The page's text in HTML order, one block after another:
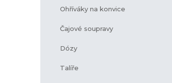
Ohříváky na konvice
Čajové soupravy
Dózy
Talíře